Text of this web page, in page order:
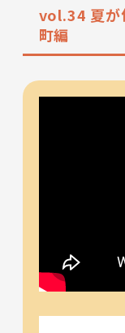
vol.34 夏が
町編